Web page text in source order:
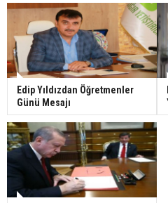
Edip Yıldızdan Öğretmenler
Günü Mesajı